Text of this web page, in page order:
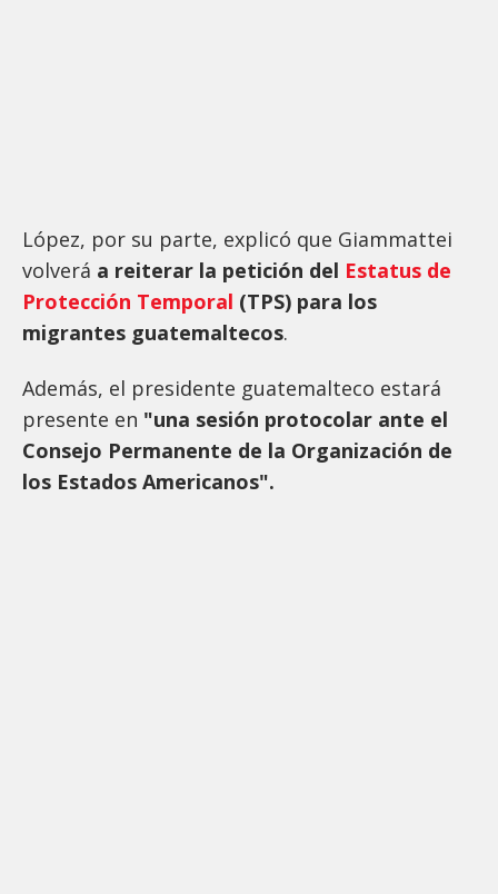
López, por su parte, explicó que Giammattei
volverá a reiterar la petición del Estatus de
Protección Temporal (TPS) para los
migrantes guatemaltecos.
Además, el presidente guatemalteco estará
presente en "una sesión protocolar ante el
Consejo Permanente de la Organización de
los Estados Americanos".